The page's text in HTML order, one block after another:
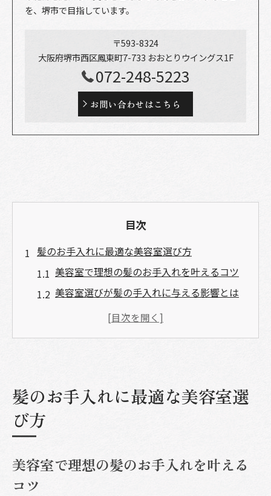
を、堺市で目指しています。
〒593-8324
大阪府堺市西区鳳東町7-733 おおとりウイングス1F
072-248-5223
お問い合わせはこちら
目次
髪のお手入れに最適な美容室選び方
美容室で理想の髪のお手入れを叶えるコツ
美容室選びが髪の手入れに与える影響とは
髪質に合う美容室の見極めポイント
美容室が髪質診断で提案するケア用品の選
美容室で知る髪質別ケア用品のポイント解
髪のお手入れに最適な美容室選
び方
美容室で理想の髪のお手入れを叶える
コツ